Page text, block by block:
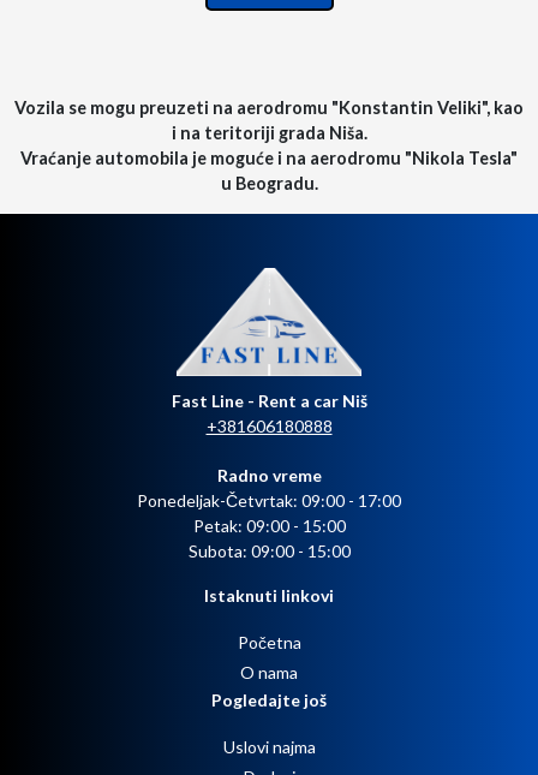
Vozila se mogu preuzeti na aerodromu "Konstantin Veliki", kao
i na teritoriji grada Niša.
Vraćanje automobila je moguće i na aerodromu "Nikola Tesla"
u Beogradu.
Fast Line - Rent a car Niš
+381606180888
Radno vreme
Ponedeljak-Četvrtak: 09:00 - 17:00
Petak: 09:00 - 15:00
Subota: 09:00 - 15:00
Istaknuti linkovi
Početna
O nama
Pogledajte još
Uslovi najma